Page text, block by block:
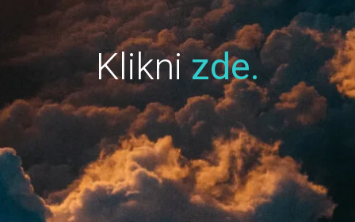
Kliknizde.